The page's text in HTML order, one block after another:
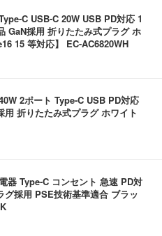
C USB-C 20W USB PD対応 1
GaN採用 折りたたみ式プラグ ホ
15 等対応】 EC-AC6820WH
2ポート Type-C USB PD対応
用 折りたたみ式プラグ ホワイト
器 Type-C コンセント 急速 PD対
グ採用 PSE技術基準適合 ブラッ